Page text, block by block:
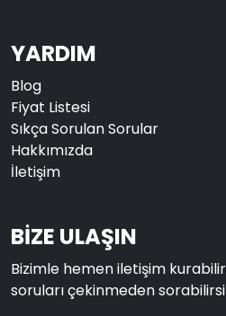
YARDIM
Blog
Fiyat Listesi
Sıkça Sorulan Sorular
Hakkımızda
İletişim
BİZE ULAŞIN
Bizimle hemen iletişim
soruları çekinmeden